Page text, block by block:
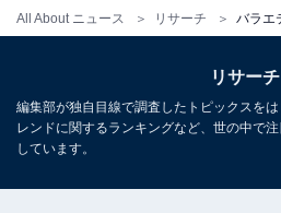
All About ニュース リサーチ
リサーチ
編集部が独自目線で調査したトピックスを
レンドに関するランキングなど、世の中で
しています。